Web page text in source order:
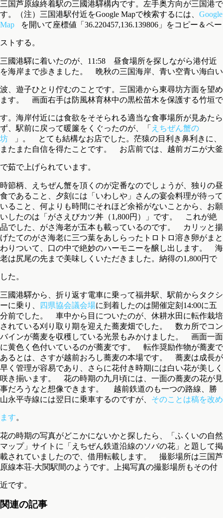
三国芦原線終着駅の三國港驛構内です。左手奥方向が三国港で
す。（注）三国港駅付近をGoogle Mapで検索するには、 Google
Map
を開いて座標値「36.220457,136.139806」をコピー＆ペー
ストする。
三國港驛に着いたのが、11:58 昼食場所を探しながら港付近
を海岸まで歩きました。 晩秋の三国海岸、青い空青い海白い
波、遊子ひとり佇むのことです。 三国港から東尋坊方面を望め
ます。 画面右手は防風林育林中の黒松苗木を保護する竹垣で
す。 海岸付近には食欲をそそられる適当な食事場所が見あたら
ず、駅前に戻って暖簾をくぐったのが、「 えちぜん蟹の
坊
」。 とても結構なお店でした。茫猿の目利き鼻利きに、
またまた自信を得たことです。 お店前では、越前ガニが大釜
で茹で上げられています。
時節柄、えちぜん蟹を頂くのが定番なのでしょうが、独りの昼
食であること、夕刻には「いわしや」さんの宴会料理が待って
いること、何よりも時間にそれほど余裕がないことから、お願
いしたのは「がさえびカツ丼（1,800円）」です。 これが絶
品でした、がさ海老が五本も載っているのです。 カリッと揚
げたてのがさ海老に三つ葉をあしらったトロトロ溶き卵がまと
わりついて、口の中で絶妙のハーモニーを醸し出します。 海
老は尻尾の先まで美味しくいただきました。納得の1,800円で
した。
三國港驛から、折り返す電車に乗って福井駅、駅前からタクシ
ーに乗り、
四県協会議会場に到着したのは開催定刻14:00に五
分前でした。 車中から目についたのが、休耕水田に転作栽培
されている刈り取り期を迎えた蕎麦畑でした。 数カ所でコン
バインが蕎麦を収穫している光景もみかけました。 画面一面
に黄色く色付いているのが蕎麦です。 転作奨励作物が蕎麦で
あるとは、さすが越前おろし蕎麦の本場です。 蕎麦は成長が
早く管理が容易であり、さらに花付き時期には白い花が美しく
咲き揃います。 花の時期の九月頃には、一面の蕎麦の花が見
事だろうなと想像できます。 越前鉄道のも一つの路線、勝
山永平寺線には翌日に乗車するのですが、 そのことは稿を改め
ます。
花の時期の写真がどこかにないかと探したら、「ふくいの自然
マップ」サイトに「えちぜん鉄道沿線のソバの花」と題して掲
載されていましたので、借用転載します。 撮影場所は三国芦
原線本荘-大関駅間のようです。上掲写真の撮影場所もその付
近です。
関連の記事